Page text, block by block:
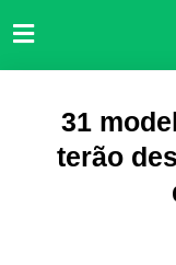
para
31
terão